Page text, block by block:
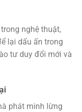
nghệ thuật,
lại dấu ấn trong
tư duy đổi mới và
phát minh lừng